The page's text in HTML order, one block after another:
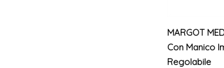
MARGOT
Con Manico
Regolabile